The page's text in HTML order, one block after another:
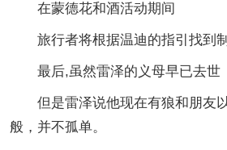
在蒙德花和酒活动期间
旅行者将根据温迪的指引找到
最后,虽然雷泽的义母早已去世
但是雷泽说他现在有狼和朋友
般，并不孤单。